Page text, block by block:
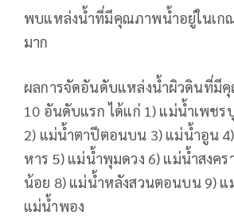
พบแหล่งน้ำที่มีคุณภาพน้ำอยู่ในเก
มาก
ผลการจัดอันดับแหล่งน้ำผิวดินที่มี
10 อันดับแรก ได้แก่ 1) แม่น้ำเพช
2) แม่น้ำตาปีตอนบน 3) แม่น้ำอูน
หาร 5) แม่น้ำพุมดวง 6) แม่น้ำสงค
น้อย 8) แม่น้ำหลังสวนตอนบน 9) แ
แม่น้ำพอง